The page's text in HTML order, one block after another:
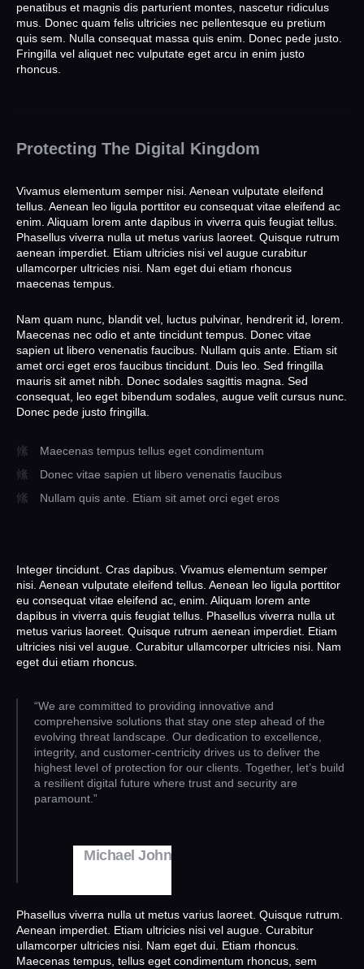
penatibus et magnis dis parturient montes, nascetur ridiculus
mus. Donec quam felis ultricies nec pellentesque eu pretium
quis sem. Nulla consequat massa quis enim. Donec pede justo.
Fringilla vel aliquet nec vulputate eget arcu in enim justo
rhoncus.
Protecting The Digital Kingdom
Vivamus elementum semper nisi. Aenean vulputate eleifend
tellus. Aenean leo ligula porttitor eu consequat vitae eleifend ac
enim. Aliquam lorem ante dapibus in viverra quis feugiat tellus.
Phasellus viverra nulla ut metus varius laoreet. Quisque rutrum
aenean imperdiet. Etiam ultricies nisi vel augue curabitur
ullamcorper ultricies nisi. Nam eget dui etiam rhoncus
maecenas tempus.
Nam quam nunc, blandit vel, luctus pulvinar, hendrerit id, lorem.
Maecenas nec odio et ante tincidunt tempus. Donec vitae
sapien ut libero venenatis faucibus. Nullam quis ante. Etiam sit
amet orci eget eros faucibus tincidunt. Duis leo. Sed fringilla
mauris sit amet nibh. Donec sodales sagittis magna. Sed
consequat, leo eget bibendum sodales, augue velit cursus nunc.
Donec pede justo fringilla.
Maecenas tempus tellus eget condimentum
Donec vitae sapien ut libero venenatis faucibus
Nullam quis ante. Etiam sit amet orci eget eros
Integer tincidunt. Cras dapibus. Vivamus elementum semper
nisi. Aenean vulputate eleifend tellus. Aenean leo ligula porttitor
eu consequat vitae eleifend ac, enim. Aliquam lorem ante
dapibus in viverra quis feugiat tellus. Phasellus viverra nulla ut
metus varius laoreet. Quisque rutrum aenean imperdiet. Etiam
ultricies nisi vel augue. Curabitur ullamcorper ultricies nisi. Nam
eget dui etiam rhoncus.
“We are committed to providing innovative and
comprehensive solutions that stay one step ahead of the
evolving threat landscape. Our dedication to excellence,
integrity, and customer-centricity drives us to deliver the
highest level of protection for our clients. Together, let’s build
a resilient digital future where trust and security are
paramount.”
Michael John
Phasellus viverra nulla ut metus varius laoreet. Quisque rutrum.
Aenean imperdiet. Etiam ultricies nisi vel augue. Curabitur
ullamcorper ultricies nisi. Nam eget dui. Etiam rhoncus.
Maecenas tempus, tellus eget condimentum rhoncus, sem